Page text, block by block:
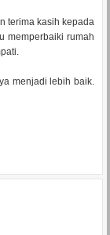
terima kasih kepada
memperbaiki rumah
menjadi lebih baik.